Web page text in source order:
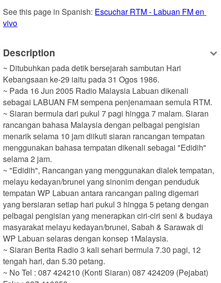
See this page in Spanish: Escuchar RTM - Labuan FM en
vivo
Description
~ Ditubuhkan pada detik bersejarah sambutan Hari
Kebangsaan ke-29 iaitu pada 31 Ogos 1986.
~ Pada 16 Jun 2005 Radio Malaysia Labuan dikenali
sebagai LABUAN FM sempena penjenamaan semula RTM.
~ Siaran bermula dari pukul 7 pagi hingga 7 malam. Siaran
rancangan bahasa Malaysia dengan pelbagai pengisian
menarik selama 10 jam diikuti siaran rancangan tempatan
menggunakan bahasa tempatan dikenali sebagai "Edidih"
selama 2 jam.
~ "Edidih", Rancangan yang menggunakan dialek tempatan,
melayu kedayan/brunei yang sinonim dengan penduduk
tempatan WP Labuan antara rancangan paling digemari
yang bersiaran setiap hari pukul 3 hingga 5 petang dengan
pelbagai pengisian yang menerapkan ciri-ciri seni & budaya
masyarakat melayu kedayan/brunei, Sabah & Sarawak di
WP Labuan selaras dengan konsep 1Malaysia.
~ Siaran Berita Radio 3 kali sehari bermula 7.30 pagi, 12
tengah hari, dan 5.30 petang.
~ No Tel : 087 424210 (Konti Siaran) 087 424209 (Pejabat)